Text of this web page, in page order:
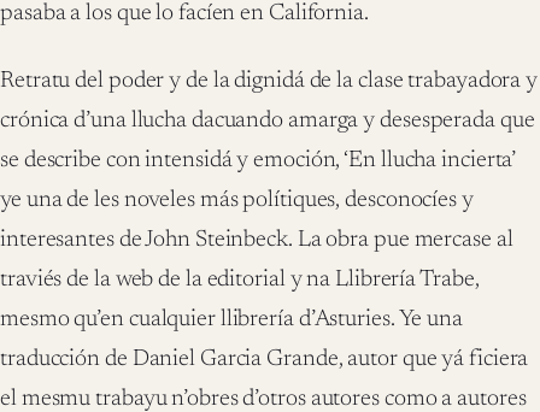
pasaba a los que lo facíen en California.
Retratu del poder y de la dignidá de la clase trabayadora y
crónica d’una llucha dacuando amarga y desesperada que
se describe con intensidá y emoción, ‘En llucha incierta’
ye una de les noveles más polítiques, desconocíes y
interesantes de John Steinbeck. La obra pue mercase al
traviés de la web de la editorial y na Llibrería Trabe,
mesmo qu’en cualquier llibrería d’Asturies. Ye una
traducción de Daniel Garcia Grande, autor que yá ficiera
el mesmu trabayu n’obres d’otros autores como a autores